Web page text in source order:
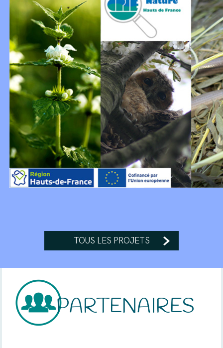
TOUS LES PROJETS
PARTENAIRES